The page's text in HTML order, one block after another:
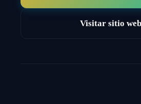
Visitar sitio web